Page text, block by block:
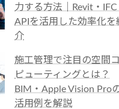
力する方法｜Revit・IFC
APIを活用した効率化を
介
施工管理で注目の空間
ピューティングとは？
BIM・Apple Vision Pro
活用例を解説